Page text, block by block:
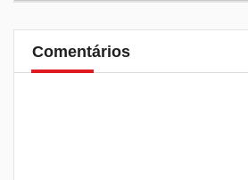
Comentários